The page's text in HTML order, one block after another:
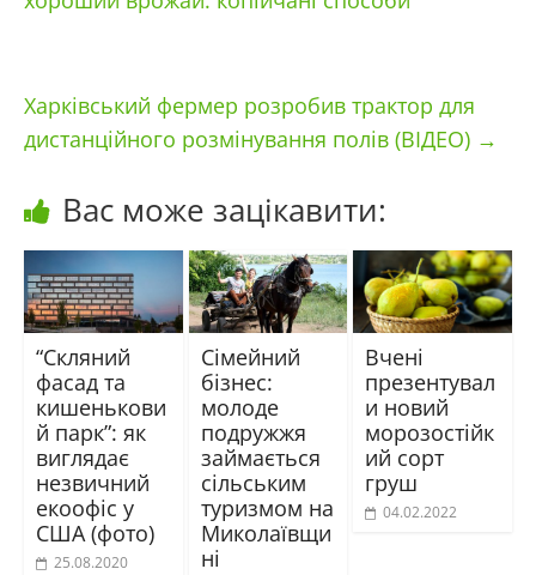
Харківський фермер розробив трактор для
дистанційного розмінування полів (ВІДЕО) →
Вас може зацікавити:
“Скляний
фасад та
кишенькови
й парк”: як
виглядає
незвичний
екоофіс у
США (фото)
25.08.2020
Сімейний
бізнес:
молоде
подружжя
займається
сільським
туризмом на
Миколаївщи
ні
Вчені
презентувал
и новий
морозостійк
ий сорт
груш
04.02.2022